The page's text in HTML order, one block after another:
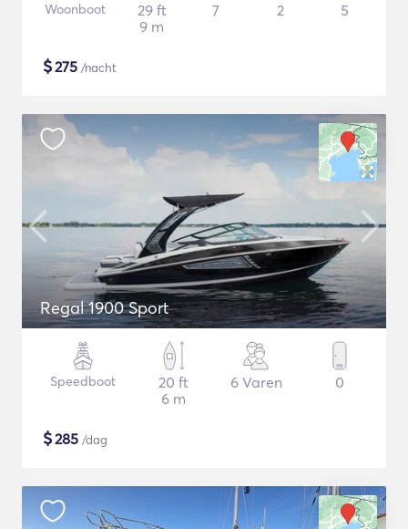
Woonboot
29 ft
9 m
7 2 5
$275 /nacht
Regal 1900 Sport
Speedboot
20 ft
6 m
6 Varen 0
$285 /dag